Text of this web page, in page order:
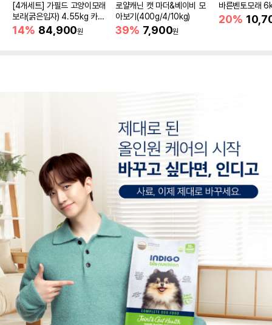
[4개세트] 가필드 고양이모래
보라(굵은입자) 4.55kg 카사
바모래
14% 84,900원
로얄캐닌 캣 마더&베이비 모
아보기(400g/4/10kg)
39% 7,900원
바른벤토모래
20%